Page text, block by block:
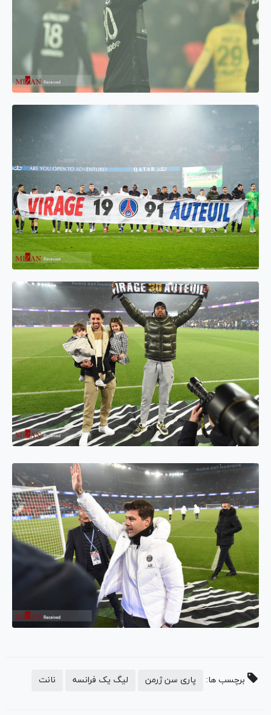
برچسب ها: پاری سن ژرمن لیگ یک فرانسه نانت